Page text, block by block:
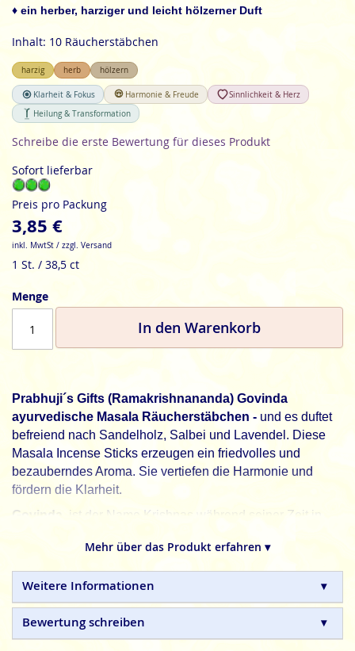
♦ ein herber, harziger und leicht hölzerner Duft
Inhalt: 10 Räucherstäbchen
harzig herb hölzern
Klarheit & Fokus Harmonie & Freude
Sinnlichkeit & Herz
Heilung & Transformation
Schreibe die erste Bewertung für dieses Produkt
Sofort lieferbar
Preis pro Packung
3,85 €
inkl. MwtSt / zzgl. Versand
1 St. / 38,5 ct
Menge
In den Warenkorb
Prabhuji´s Gifts (Ramakrishnananda) Govinda
ayurvedische Masala Räucherstäbchen - und es duftet
befreiend nach Sandelholz, Salbei und Lavendel. Diese
Masala Incense Sticks erzeugen ein friedvolles und
bezauberndes Aroma. Sie vertiefen die Harmonie und
fördern die Klarheit.
Govinda
, ist der Name Krishnas während seiner Zeit in
Freund der Gopas war. Er erobert die Herzen mit seinem
Melodie seiner Flöte. Seine Eigenschaften sind: Freude
und Glück, Liebe zur Natur und allen lebenden Wesen.
Dies ist einer von 24 Düften der Devotion Serie, die
Mehr über das Produkt erfahren ▾
Weitere Informationen
Bewertung schreiben